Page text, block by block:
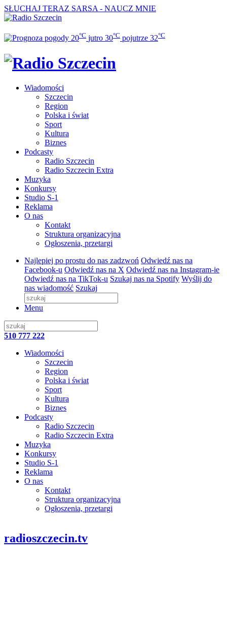
SŁUCHAJ TERAZ SARSA - NAUCZ MNIE
20°C jutro 30°C pojutrze 32°C
Wiadomości
Szczecin
Region
Polska i świat
Sport
Kultura
Biznes
Podcasty
Radio Szczecin
Radio Szczecin Extra
Muzyka
Konkursy
Studio S-1
Reklama
O nas
Kontakt
Struktura organizacyjna
Ogłoszenia, przetargi
Najlepiej po prostu do nas zadzwoń Odwiedź nas na
Facebook-u Odwiedź nas na X Odwiedź nas na Instagram-ie
Odwiedź nas na TikTok-u Szukaj nas na Spotify Wyślij do
nas wiadomość Szukaj
Menu
510 777 222
Wiadomości
Szczecin
Region
Polska i świat
Sport
Kultura
Biznes
Podcasty
Radio Szczecin
Radio Szczecin Extra
Muzyka
Konkursy
Studio S-1
Reklama
O nas
Kontakt
Struktura organizacyjna
Ogłoszenia, przetargi
radioszczecin.tv